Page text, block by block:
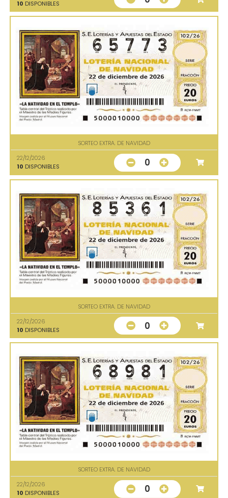
10 DISPONIBLES
SORTEO EXTRA. DE NAVIDAD
22/12/2026
10 DISPONIBLES 0
SORTEO EXTRA. DE NAVIDAD
22/12/2026
10 DISPONIBLES 0
SORTEO EXTRA. DE NAVIDAD
22/12/2026
10 DISPONIBLES 0